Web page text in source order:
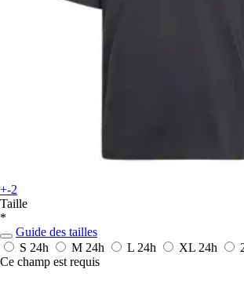
+-2
Taille
*
Guide des tailles
S 24h M 24h L 24h XL 24h
Ce champ est requis